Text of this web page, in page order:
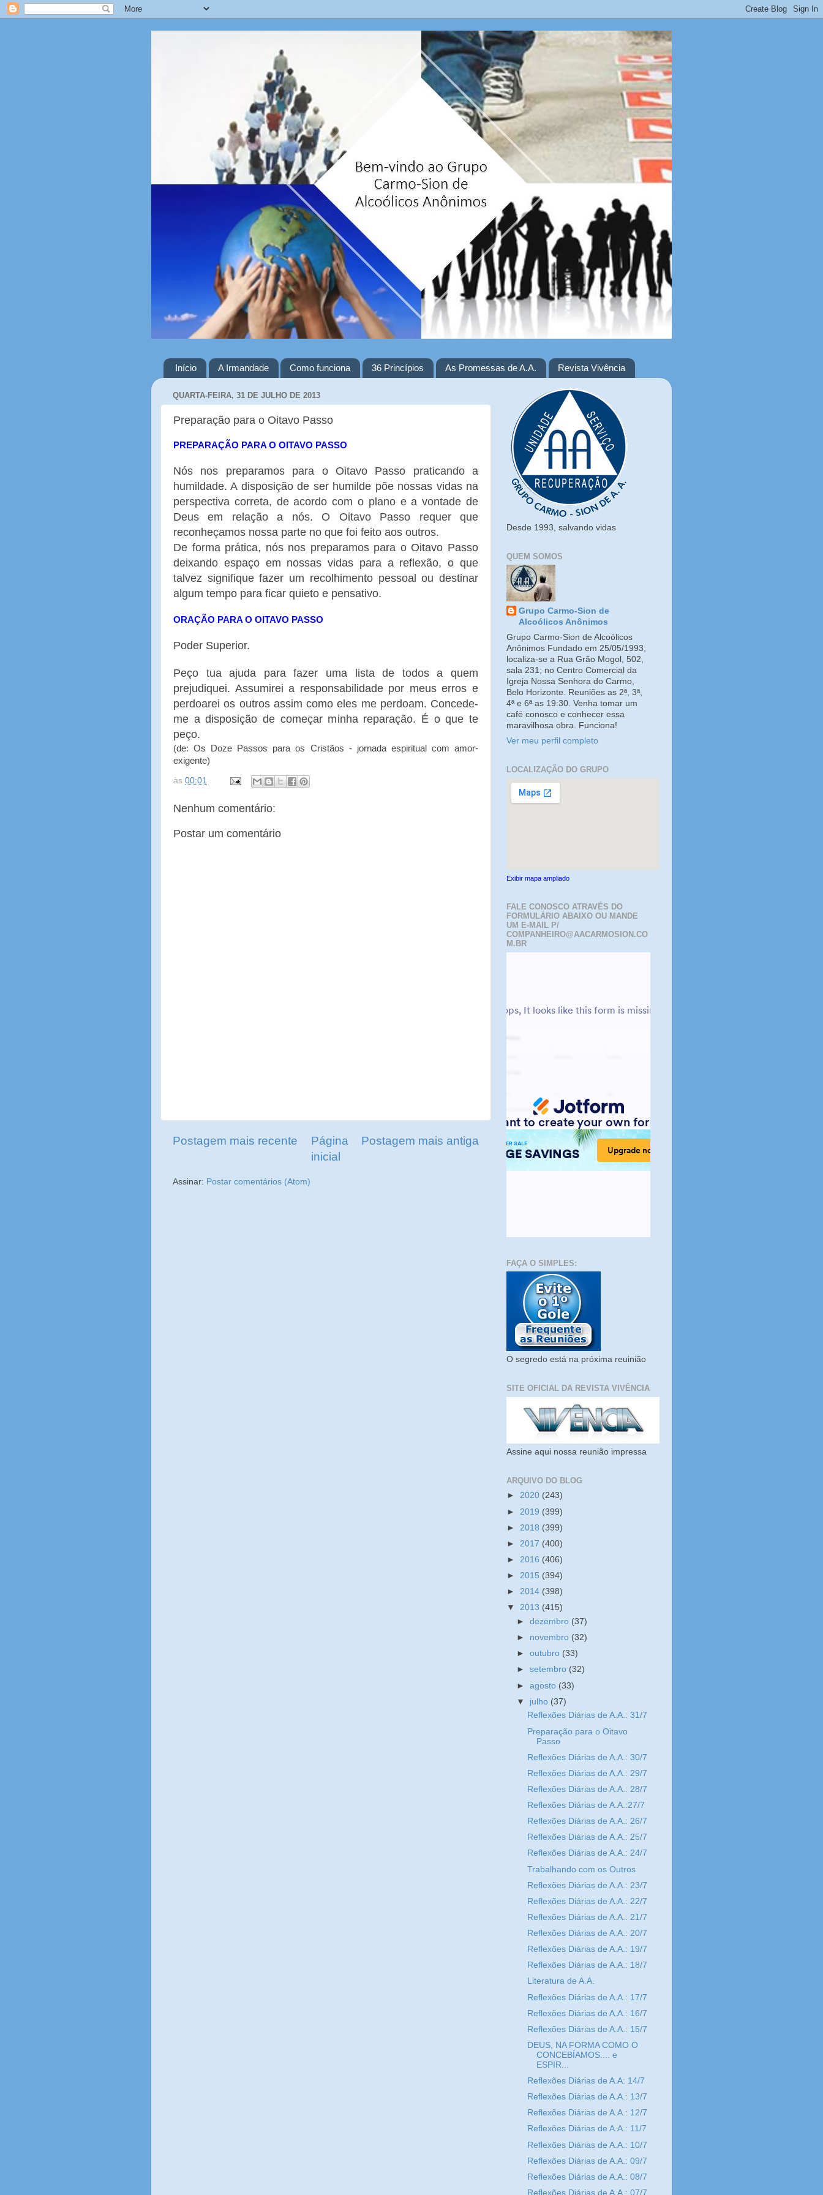
Início A Irmandade Como funciona 36 Princípios As Promessas de A.A. Revista Vivência
QUARTA-FEIRA, 31 DE JULHO DE 2013
Preparação para o Oitavo Passo
PREPARAÇÃO PARA O OITAVO PASSO
Nós nos preparamos para o Oitavo Passo praticando a
humildade. A disposição de ser humilde põe nossas vidas na
perspectiva correta, de acordo com o plano e a vontade de
Deus em relação a nós. O Oitavo Passo requer que
reconheçamos nossa parte no que foi feito aos outros.
De forma prática, nós nos preparamos para o Oitavo Passo
deixando espaço em nossas vidas para a reflexão, o que
talvez signifique fazer um recolhimento pessoal ou destinar
algum tempo para ficar quieto e pensativo.
ORAÇÃO PARA O OITAVO PASSO
Poder Superior.
Peço tua ajuda para fazer uma lista de todos a quem
prejudiquei. Assumirei a responsabilidade por meus erros e
perdoarei os outros assim como eles me perdoam. Concede-
me a disposição de começar minha reparação. É o que te
peço.
(de: Os Doze Passos para os Cristãos - jornada espiritual com amor-
exigente)
às 00:01
Nenhum comentário:
Postar um comentário
Postagem mais recente Postagem mais antiga
Página
inicial
Assinar: Postar comentários (Atom)
Desde 1993, salvando vidas
QUEM SOMOS
Grupo Carmo-Sion de
Alcoólicos Anônimos
Grupo Carmo-Sion de Alcoólicos
Anônimos Fundado em 25/05/1993,
localiza-se a Rua Grão Mogol, 502,
sala 231; no Centro Comercial da
Igreja Nossa Senhora do Carmo,
Belo Horizonte. Reuniões as 2ª, 3ª,
4ª e 6ª as 19:30. Venha tomar um
café conosco e conhecer essa
maravilhosa obra. Funciona!
Ver meu perfil completo
LOCALIZAÇÃO DO GRUPO
Exibir mapa ampliado
FALE CONOSCO ATRAVÉS DO
FORMULÁRIO ABAIXO OU MANDE
UM E-MAIL P/
COMPANHEIRO@AACARMOSION.CO
M.BR
FAÇA O SIMPLES:
O segredo está na próxima reuinião
SITE OFICIAL DA REVISTA VIVÊNCIA
Assine aqui nossa reunião impressa
ARQUIVO DO BLOG
► 2020 (243)
► 2019 (399)
► 2018 (399)
► 2017 (400)
► 2016 (406)
► 2015 (394)
► 2014 (398)
▼ 2013 (415)
►dezembro (37)
► novembro (32)
►outubro (33)
►setembro (32)
►agosto (33)
▼ julho (37)
Reflexões Diárias de A.A.: 31/7
Preparação para o Oitavo
Passo
Reflexões Diárias de A.A.: 30/7
Reflexões Diárias de A.A.: 29/7
Reflexões Diárias de A.A.: 28/7
Reflexões Diárias de A.A.:27/7
Reflexões Diárias de A.A.: 26/7
Reflexões Diárias de A.A.: 25/7
Reflexões Diárias de A.A.: 24/7
Trabalhando com os Outros
Reflexões Diárias de A.A.: 23/7
Reflexões Diárias de A.A.: 22/7
Reflexões Diárias de A.A.: 21/7
Reflexões Diárias de A.A.: 20/7
Reflexões Diárias de A.A.: 19/7
Reflexões Diárias de A.A.: 18/7
Literatura de A.A.
Reflexões Diárias de A.A.: 17/7
Reflexões Diárias de A.A.: 16/7
Reflexões Diárias de A.A.: 15/7
DEUS, NA FORMA COMO O
CONCEBÍAMOS.... e
ESPIR...
Reflexões Diárias de A.A: 14/7
Reflexões Diárias de A.A.: 13/7
Reflexões Diárias de A.A.: 12/7
Reflexões Diárias de A.A.: 11/7
Reflexões Diárias de A.A.: 10/7
Reflexões Diárias de A.A.: 09/7
Reflexões Diárias de A.A.: 08/7
Reflexões Diárias de A.A.: 07/7